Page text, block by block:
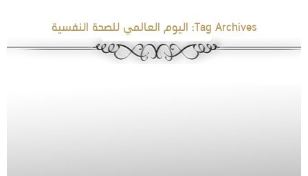
Tag Archives: اليوم العالمي للصحة النفسية